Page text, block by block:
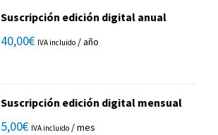
Suscripción edición digital anual
40,00€ IVA incluido / año
Suscripción edición digital mensual
5,00€ IVA incluido / mes